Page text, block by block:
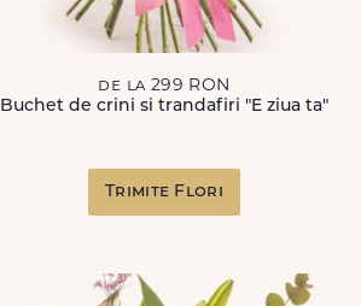
de la 299 RON
Buchet de crini si trandafiri "E ziua ta"
Trimite Flori